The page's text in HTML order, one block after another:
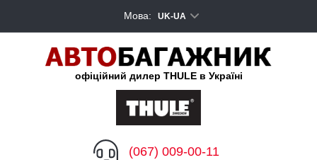
Мова: UK-UA
офіційний дилер THULE в Україні
(067) 009-00-11